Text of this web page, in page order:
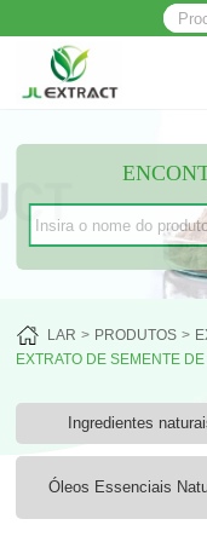
LAR PRODUTOS
EXTRATO DE SEMENTE
Ingredientes
Óleos Essenciais